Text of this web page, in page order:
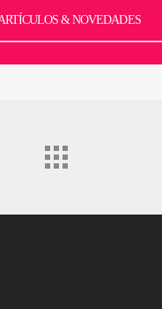
& NOVEDADES